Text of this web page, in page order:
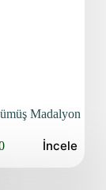
Madalyon
İncele